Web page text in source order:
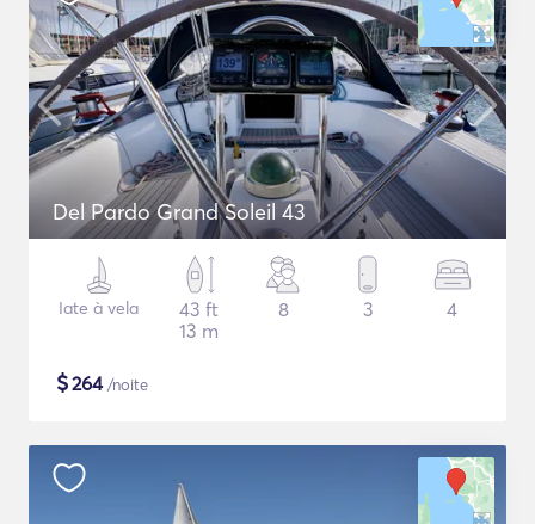
Del Pardo Grand Soleil 43
Iate à vela
43 ft
13 m
8 3 4
$264/noite